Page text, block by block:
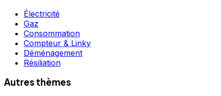
Électricité
Gaz
Consommation
Compteur & Linky
Déménagement
Résiliation
Autres thèmes